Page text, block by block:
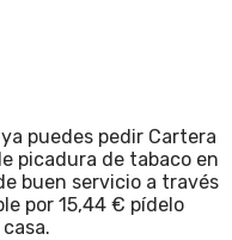
puedes pedir Cartera
picadura de tabaco en
buen servicio a través
por 15,44 € pídelo